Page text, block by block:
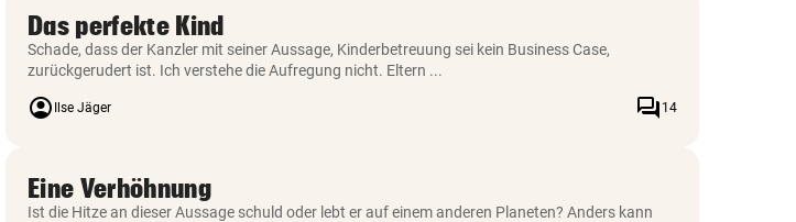
Das perfekte Kind
Schade, dass der Kanzler mit seiner Aussage, Kinderbetreuung sei kein Business Case,
zurückgerudert ist. Ich verstehe die Aufregung nicht. Eltern ...
account_circle Ilse Jäger forum 14
Eine Verhöhnung
Ist die Hitze an dieser Aussage schuld oder lebt er auf einem anderen Planeten? Anders kann